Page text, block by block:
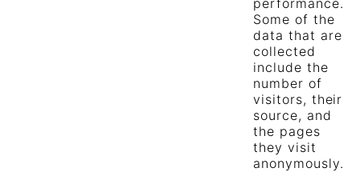
Some of the
data that are
collected
include the
number of
visitors, their
source, and
the pages
they visit
anonymously.